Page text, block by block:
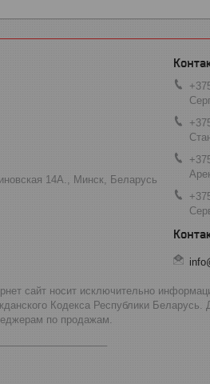
14А., Минск, Беларусь
сайт носит исключительно
Кодекса Республики
по продажам.